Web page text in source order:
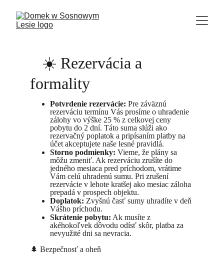
☀️ Rezervácia a
formality
Potvrdenie rezervácie: Pre záväznú
rezerváciu termínu Vás prosíme o uhradenie
zálohy vo výške 25 % z celkovej ceny
pobytu do 2 dní. Táto suma slúži ako
rezervačný poplatok a pripísaním platby na
účet akceptujete naše lesné pravidlá.
Storno podmienky: Vieme, že plány sa
môžu zmeniť. Ak rezerváciu zrušíte do
jedného mesiaca pred príchodom, vrátime
Vám celú uhradenú sumu. Pri zrušení
rezervácie v lehote kratšej ako mesiac záloha
prepadá v prospech objektu.
Doplatok: Zvyšnú časť sumy uhradíte v deň
Vášho príchodu.
Skrátenie pobytu: Ak musíte z
akéhokoľvek dôvodu odísť skôr, platba za
nevyužité dni sa nevracia.
🌲 Bezpečnosť a oheň